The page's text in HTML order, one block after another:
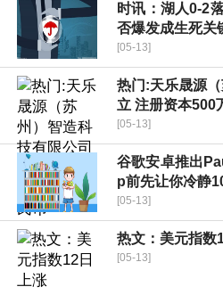
时讯：湖人0-2
否爆发成生死关
[05-13]
热门:天乐晟源
立 注册资本500
[05-13]
谷歌安卓推出
p前先让你冷静
[05-13]
热文：美元指数
[05-13]